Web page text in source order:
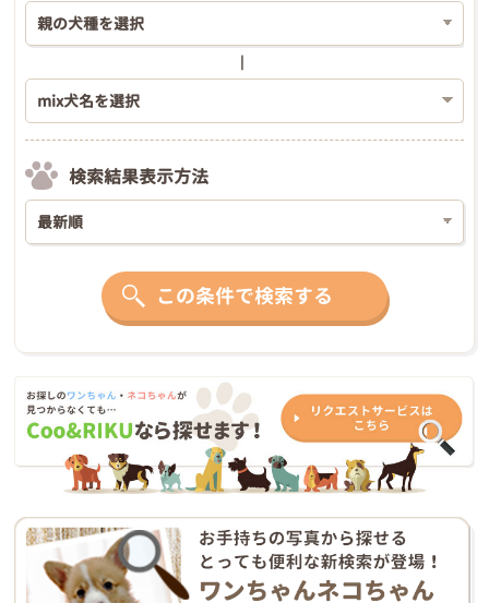
検索結果表示方法
この条件で検索する